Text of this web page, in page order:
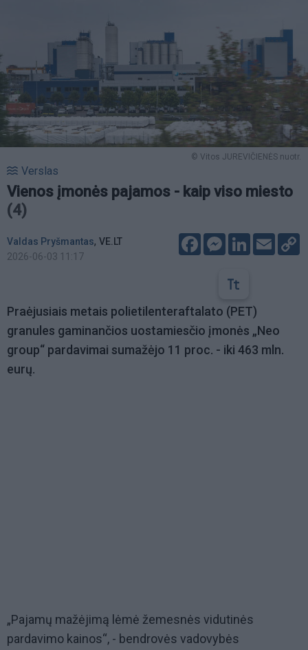
© Vitos JUREVIČIENĖS nuotr.
Verslas
Vienos įmonės pajamos - kaip viso miesto
(4)
Valdas Pryšmantas, VE.LT
2026-06-03 11:17
FacebookMessenger
LinkedIn
Email
Praėjusiais metais polietilenteraftalato (PET)
granules gaminančios uostamiesčio įmonės „Neo
group“ pardavimai sumažėjo 11 proc. - iki 463 mln.
eurų.
„Pajamų mažėjimą lėmė žemesnės vidutinės
pardavimo kainos“, - bendrovės vadovybės